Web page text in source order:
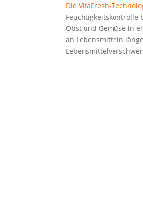
Die VitaF­resh-
Feuch­tig­keits­kon­trol­le
Obst und Gemü­se in
an Lebens­mit­teln